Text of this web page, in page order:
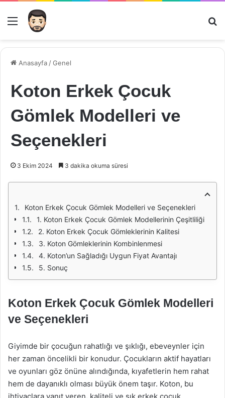
Menü
Anasayfa /Genel
Koton Erkek Çocuk
Gömlek Modelleri ve
Seçenekleri
3 Ekim 2024 3 dakika okuma süresi
Koton Erkek Çocuk Gömlek Modelleri ve Seçenekleri
1. Koton Erkek Çocuk Gömlek Modellerinin Çeşitliliği
2. Koton Erkek Çocuk Gömleklerinin Kalitesi
3. Koton Gömleklerinin Kombinlenmesi
4. Koton’un Sağladığı Uygun Fiyat Avantajı
5. Sonuç
Koton Erkek Çocuk Gömlek Modelleri
ve Seçenekleri
Giyimde bir çocuğun rahatlığı ve şıklığı, ebeveynler için
her zaman öncelikli bir konudur. Çocukların aktif hayatları
ve oyunları göz önüne alındığında, kıyafetlerin hem rahat
hem de dayanıklı olması büyük önem taşır. Koton, bu